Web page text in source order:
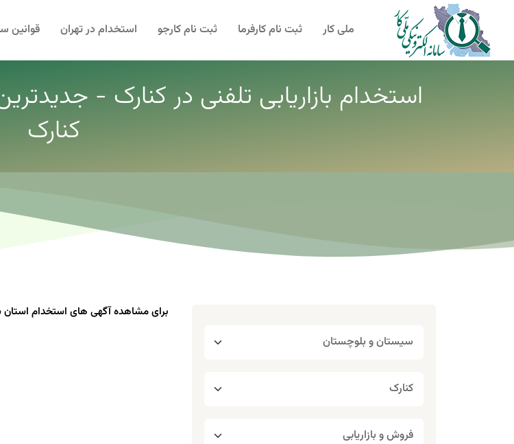
ملی کار ثبت نام کارفرما ثبت نام کارجو استخدام در تهران قوانین
استخدام بازاریابی تلفنی در کنارک -
کنارک
برای مشاهده آگهی های استخدام استان